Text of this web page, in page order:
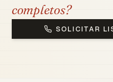
completos?
SOLICITAR